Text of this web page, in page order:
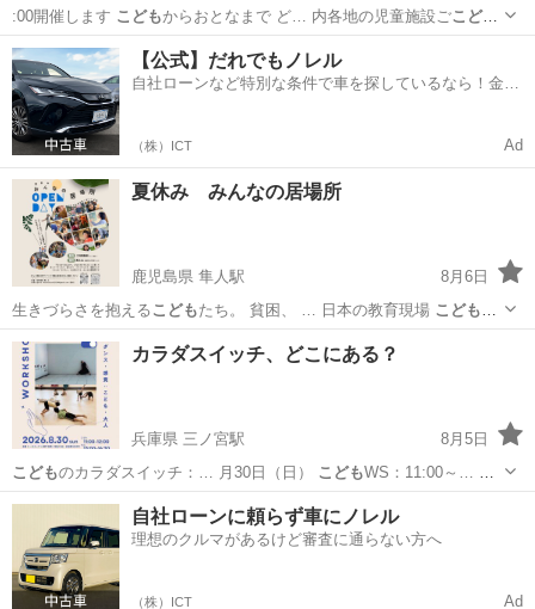
:00開催します こどもからおとなまで ど… 内各地の児童施設ごこども
たちを楽しませまく… お名前、 ②人数(こども、 おとな)、 ③…
鹿児島 霧島市 隼人駅 地域/お祭り
【公式】だれでもノレル
自社ローンなど特別な条件で車を探しているなら！金利
（株）ICT Ad
夏休み みんなの居場所
鹿児島県 隼人駅
8月6日
生きづらさを抱えるこども たち。 貧困、 … 日本の教育現場 こども
ちが、 自分がじ… です。 すべてのこどもたちの「違い」と … 。 一
人ひとりの
こども たちの「いのち」を… ださい。 まず、
幸せでありま…
鹿児島 霧島市 隼人駅 地域/お祭り こども
カラダスイッチ、どこにある？
兵庫県 三ノ宮駅
8月5日
こどものカラダスイッチ：… 月30日（日） こどもWS：11:00～… 対
象年齢：こども WS：5歳～小学生… オル 講師：こどもWS 高瀬瑶子
兵庫 神戸市 三ノ宮駅 ワークショップ
自社ローンに頼らず車にノレル
理想のクルマがあるけど審査に通らない方へ
（株）ICT Ad